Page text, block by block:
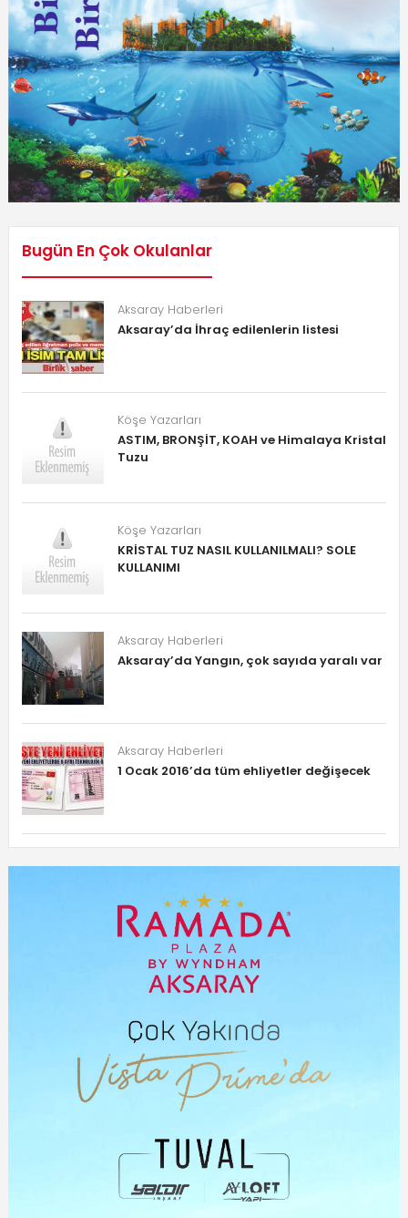
Bugün En Çok Okulanlar
Aksaray Haberleri
Aksaray’da İhraç edilenlerin listesi
Köşe Yazarları
ASTIM, BRONŞİT, KOAH ve Himalaya Kristal
Tuzu
Köşe Yazarları
KRİSTAL TUZ NASIL KULLANILMALI? SOLE
KULLANIMI
Aksaray Haberleri
Aksaray’da Yangın, çok sayıda yaralı var
Aksaray Haberleri
1 Ocak 2016’da tüm ehliyetler değişecek